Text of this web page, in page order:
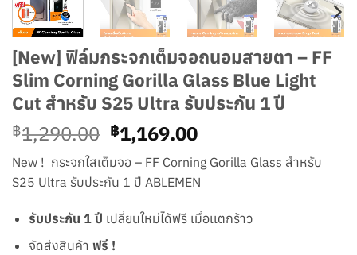
[New] ฟิล์มกระจกเต็มจอถนอมสายตา – FF
Slim Corning Gorilla Glass Blue Light
Cut สำหรับ S25 Ultra รับประกัน 1 ปี
฿1,290.00 Original
price
was:
฿1,290.00.
฿1,169.00Current
price
is:
฿1,169.00.
New ! กระจกใสเต็มจอ – FF Corning Gorilla Glass สำหรับ
S25 Ultra รับประกัน 1 ปี ABLEMEN
รับประกัน 1 ปี เปลี่ยนใหม่ได้ฟรี เมื่อเเตกร้าว
จัดส่งสินค้า ฟรี !